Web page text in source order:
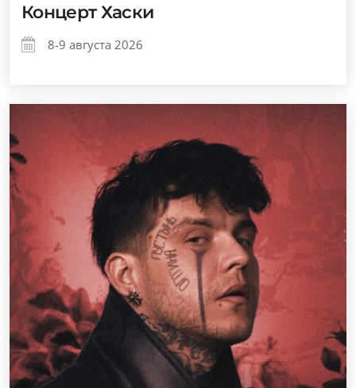
Концерт Хаски
8-9 августа 2026